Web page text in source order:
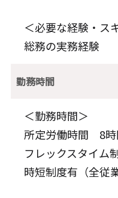
＜必要な経験・ス
総務の実務経験
勤務時間
＜勤務時間＞
所定労働時間 8時
フレックスタイム
時短制度有（全従